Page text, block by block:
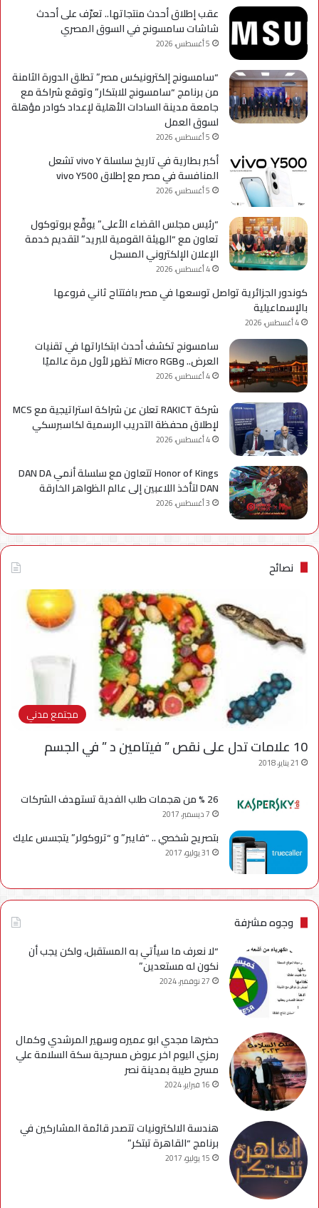
عقب إطلاق أحدث منتجاتها.. تعرّف على أحدث
شاشات سامسونج في السوق المصري
5 أغسطس، 2026
“سامسونج إلكترونيكس مصر” تطلق الدورة الثامنة
من برنامج “سامسونج للابتكار” وتوقع شراكة مع
جامعة مدينة السادات الأهلية لإعداد كوادر مؤهلة
لسوق العمل
5 أغسطس، 2026
أكبر بطارية في تاريخ سلسلة vivo Y تشعل
المنافسة في مصر مع إطلاق vivo Y500
5 أغسطس، 2026
“رئيس مجلس القضاء الأعلى” يوقّع بروتوكول
تعاون مع “الهيئة القومية للبريد” لتقديم خدمة
الإعلان الإلكتروني المسجل
4 أغسطس، 2026
كوندور الجزائرية تواصل توسعها في مصر بافتتاح ثاني فروعها
بالإسماعيلية
4 أغسطس، 2026
سامسونج تكشف أحدث ابتكاراتها في تقنيات
العرض.. وMicro RGB تظهر لأول مرة عالميًا
4 أغسطس، 2026
شركة RAKICT تعلن عن شراكة استراتيجية مع MCS
لإطلاق محفظة التدريب الرسمية لكاسبرسكي
4 أغسطس، 2026
Honor of Kings تتعاون مع سلسلة أنمي DAN DA
DAN لتأخذ اللاعبين إلى عالم الظواهر الخارقة
3 أغسطس، 2026
نصائح
مجتمع مدني
10 علامات تدل على نقص ” فيتامين د ” في الجسم
21 يناير، 2018
26 % من هجمات طلب الفدية تستهدف الشركات
7 ديسمبر، 2017
بتصريح شخصي .. “فايبر” و “تروكولر” يتجسس عليك
31 يوليو، 2017
وجوه مشرفة
“لا نعرف ما سيأتي به المستقبل، ولكن يجب أن
نكون له مستعدين”
27 نوفمبر، 2024
حضرها مجدي ابو عميره وسهير المرشدي وكمال
رمزي اليوم اخر عروض مسرحية سكة السلامة علي
مسرح طيبة بمدينة نصر
16 فبراير، 2024
هندسة الالكترونيات تتصدر قائمة المشاركين في
برنامج “القاهرة تبتكر”
15 يوليو، 2017